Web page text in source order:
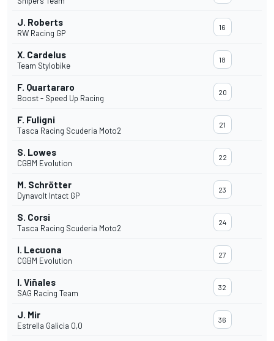
J. Roberts
RW Racing GP
16
X. Cardelus
Team Stylobike
18
F. Quartararo
Boost - Speed Up Racing
20
F. Fuligni
Tasca Racing Scuderia Moto2
21
S. Lowes
CGBM Evolution
22
M. Schrötter
Dynavolt Intact GP
23
S. Corsi
Tasca Racing Scuderia Moto2
24
I. Lecuona
CGBM Evolution
27
I. Viñales
SAG Racing Team
32
J. Mir
Estrella Galicia 0,0
36